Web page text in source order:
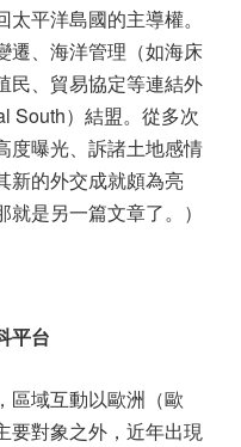
平洋島國的主導權。
遷、海洋管理（如海床
民、貿易協定等連結外
South）結盟。從多次
度曝光、訴諸土地感情
新的外交成就頗為亮
是另一篇文章了。）
平台
區域互動以歐洲（歐
要對象之外，近年出現